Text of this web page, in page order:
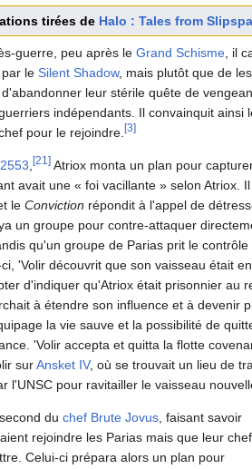
tirées de Halo : Tales from
guerre, peu après le Grand Schisme, il
le Silent Shadow, mais plutôt que de
leur stérile quête de
indépendants. Il convainquit ainsi
pour le rejoindre. [3]
2553, [21]Atriox monta un plan pour
avait une « foi vacillante » selon Atriox.
le Conviction répondit à l'appel de
un groupe pour contre-attaquer
qu'un groupe de Parias prit le contrôle
'Volir découvrit que son vaisseau était
d'indiquer qu'Atriox était prisonnier au
à étendre son influence et à devenir
la vie sauve et la possibilité de
'Volir accepta et quitta la flotte
surAnsket IV, où se trouvait un lieu de
l'UNSC pour ravitailler le vaisseau
du chef Brute Jovus, faisant savoir
rejoindre les Parias mais que leur chef
Celui-ci prépara alors un plan pour